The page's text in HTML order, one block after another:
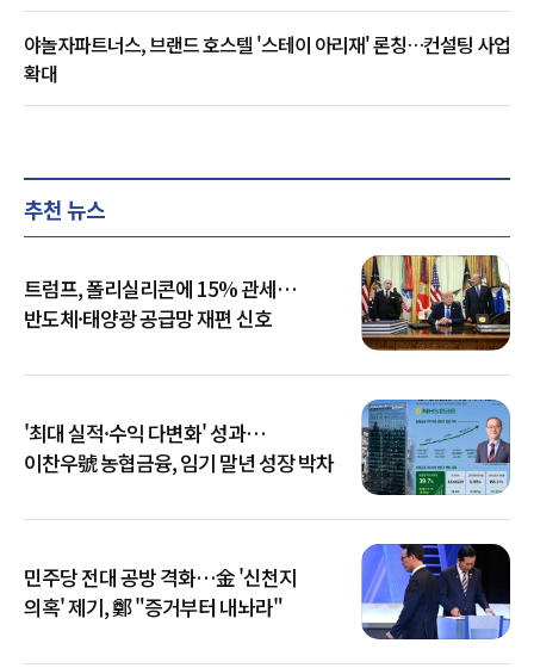
야놀자파트너스, 브랜드 호스텔 '스테이 아리재' 론칭…컨설팅 사업
확대
추천 뉴스
트럼프, 폴리실리콘에 15% 관세…
반도체·태양광 공급망 재편 신호
'최대 실적·수익 다변화' 성과…
이찬우號 농협금융, 임기 말년 성장 박차
민주당 전대 공방 격화…金 '신천지
의혹' 제기, 鄭 "증거부터 내놔라"